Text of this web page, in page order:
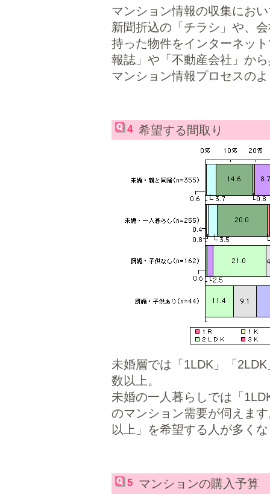
マンション情報の収集にお
新聞折込の「チラシ」や、
持った物件をインターネッ
報誌」や「不動産会社」か
マンション情報プロセスの
4 希望する間取り
未婚層では「1LDK」「
数以上。
未婚の一人暮らしでは「
のマンション需要が伺えま
以上」を希望する人が多く
5 マンションの購入予算